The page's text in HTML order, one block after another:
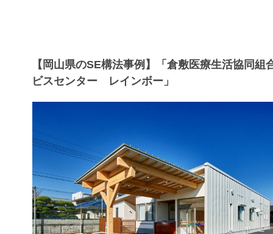
【岡山県のSE構法事例】「倉敷医療生活協同組
ビスセンター レインボー」